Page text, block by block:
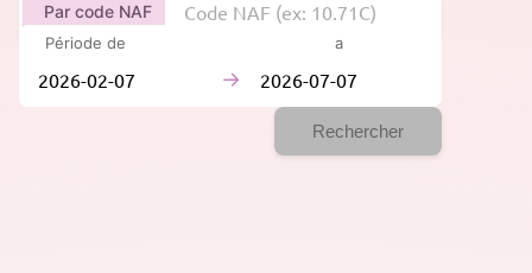
Par code NAF
Période de à
→
Rechercher